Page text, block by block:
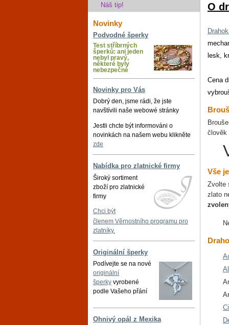
Náš tip!
Novinky
Podvodné šperky
Test stříbrných
šperků: ani jeden
nebyl pravý,
některé byly
nebezpečné
Novinky pro Vás
Dobrý den, jsme rádi, že jste
navštívili naše webowé stránky
Jestli chcte být informováni o
novinkách na našem webu klikněte
zde
Nabídka pro zlatnické firmy
Široký sortiment
zboží pro zlatnické
firmy
Chci být
členem Věrnostního programu pro
zlatníky.
Originální šperky
Podívejte se na nové
originální
šperky vyrobené
podle Vašeho přání
Ohnivý opál z Mexika
O
lesk,
Cena
člověk
Vše
Zvolte
zlato